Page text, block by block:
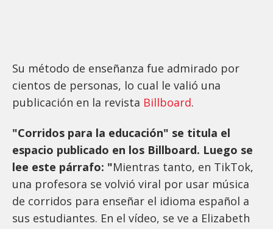
Su método de enseñanza fue admirado por
cientos de personas, lo cual le valió una
publicación en la revista Billboard.
"Corridos para la educación" se titula el
espacio publicado en los Billboard. Luego se
lee este párrafo: "Mientras tanto, en TikTok,
una profesora se volvió viral por usar música
de corridos para enseñar el idioma español a
sus estudiantes. En el vídeo, se ve a Elizabeth